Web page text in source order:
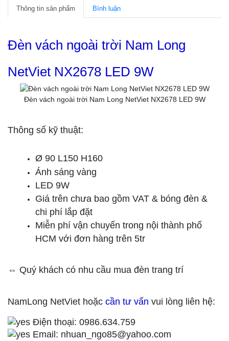
Thông tin sản phẩm Bình luận
Đèn vách ngoài trời Nam Long
NetViet NX2678 LED 9W
Đèn vách ngoài trời Nam Long NetViet NX2678 LED 9W
Thông số kỹ thuật:
Ø 90 L150 H160
Ánh sáng vàng
LED 9W
Giá trên chưa bao gồm VAT & bóng đèn &
chi phí lắp đặt
Miễn phí vận chuyển trong nội thành phố
HCM với đơn hàng trên 5tr
⇔ Quý khách có nhu cầu mua đèn trang trí
NamLong NetViet hoặc cần tư vấn vui lòng liên hệ:
Điện thoại: 0986.634.759
Email: nhuan_ngo85@yahoo.com